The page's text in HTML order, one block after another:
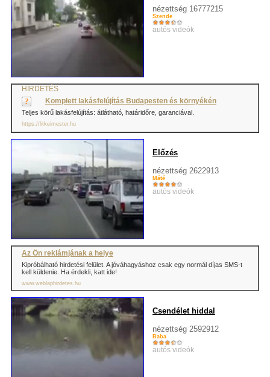
nézettség 16777215
Szende
autós videók
HIRDETÉS
Komplett lakásfelújítás Budapesten és környékén
Teljes körű lakásfelújítás: átlátható, határidőre, garanciával.
https://litkeimester.hu
Előzés
nézettség 2622913
Máté
autós videók
Az Ön reklámjának a helye
Kipróbálható hirdetési felület. A jóváhagyáshoz csak egy normál díjas SMS-t
kell küldenie. Ha érdekli, katt ide!
www.weblaphirdetes.hu
Csendélet hiddal
nézettség 2592912
Baba
autós videók